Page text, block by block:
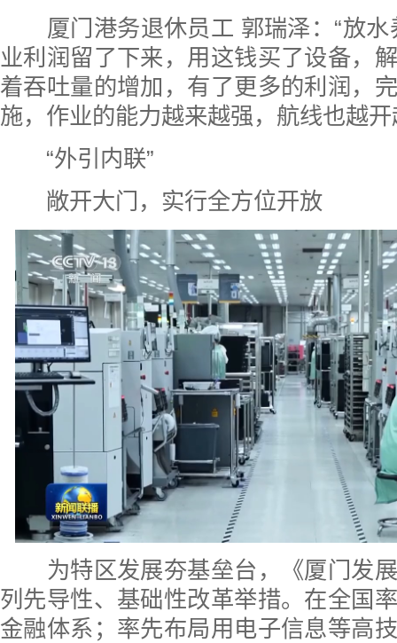
厦门港务退休员工 郭瑞泽：“放水
业利润留了下来，用这钱买了设备，
着吞吐量的增加，有了更多的利润，
施，作业的能力越来越强，航线也越
“外引内联”
敞开大门，实行全方位开放
为特区发展夯基垒台，《厦门发展
列先导性、基础性改革举措。在全国
金融体系；率先布局用电子信息等高